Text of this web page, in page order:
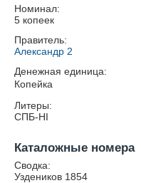
Номинал:
5 копеек
Правитель:
Александр 2
Денежная единица:
Копейка
Литеры:
СПБ-HI
Каталожные номера
Сводка:
Уздеников 1854